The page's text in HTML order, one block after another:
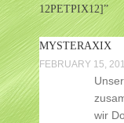
12PETPIX12]”
MYSTERAXIX
FEBRUARY 15,
wir